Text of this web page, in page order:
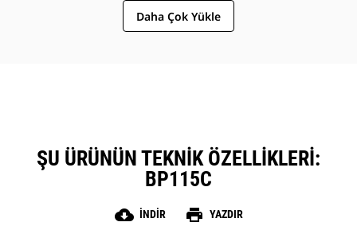
Daha Çok Yükle
ŞU ÜRÜNÜN TEKNIK ÖZELLIKLERI:
BP115C
cloud_download İNDIR print YAZDIR